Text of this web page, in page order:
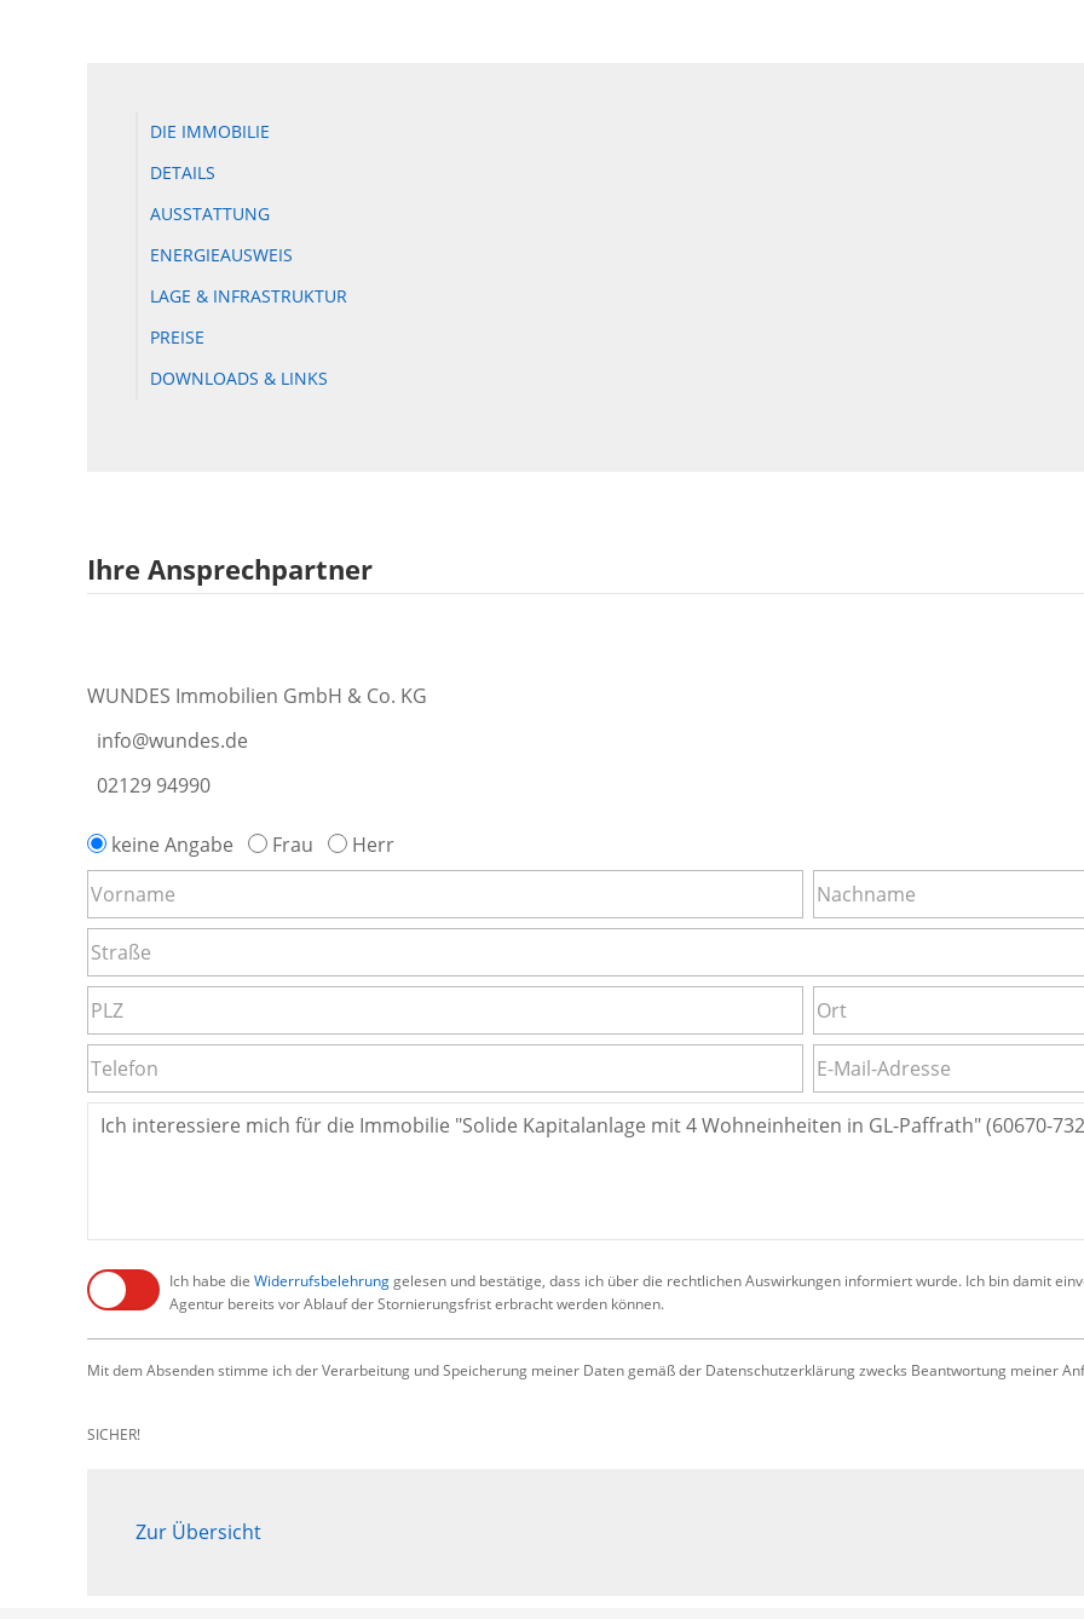
DIE IMMOBILIE
DETAILS
AUSSTATTUNG
ENERGIEAUSWEIS
LAGE & INFRASTRUKTUR
PREISE
DOWNLOADS & LINKS
Ihre Ansprechpartner
WUNDES Immobilien GmbH & Co. KG
info@wundes.de
02129 94990
keine Angabe Frau Herr
Ich habe die Widerrufsbelehrunggelesen und bestätige, dass ich über die rechtlichen Auswirkungen informiert wurde. Ich bin damit
Agentur bereits vor Ablauf der Stornierungsfrist erbracht werden können.
Mit dem Absenden stimme ich der Verarbeitung und Speicherung meiner Daten gemäß der Datenschutzerklärung zwecks Beantwortung meiner
SICHER!
Zur Übersicht